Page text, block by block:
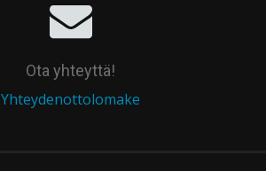
Ota yhteyttä!
Yhteydenottolomake